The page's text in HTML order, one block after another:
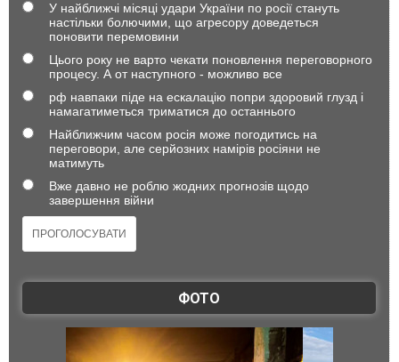
У найближчі місяці удари України по росії стануть
настільки болючими, що агресору доведеться
поновити перемовини
Цього року не варто чекати поновлення переговорного
процесу. А от наступного - можливо все
рф навпаки піде на ескалацію попри здоровий глузд і
намагатиметься триматися до останнього
Найближчим часом росія може погодитись на
переговори, але серйозних намірів росіяни не
матимуть
Вже давно не роблю жодних прогнозів щодо
завершення війни
ФОТО